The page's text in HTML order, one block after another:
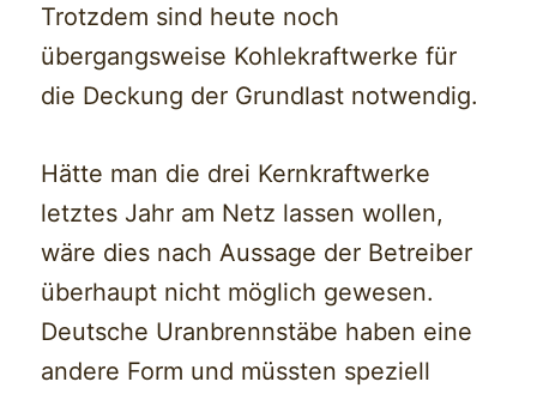
Trotzdem sind heute noch
übergangsweise Kohlekraftwerke für
die Deckung der Grundlast notwendig.
Hätte man die drei Kernkraftwerke
letztes Jahr am Netz lassen wollen,
wäre dies nach Aussage der Betreiber
überhaupt nicht möglich gewesen.
Deutsche Uranbrennstäbe haben eine
andere Form und müssten speziell